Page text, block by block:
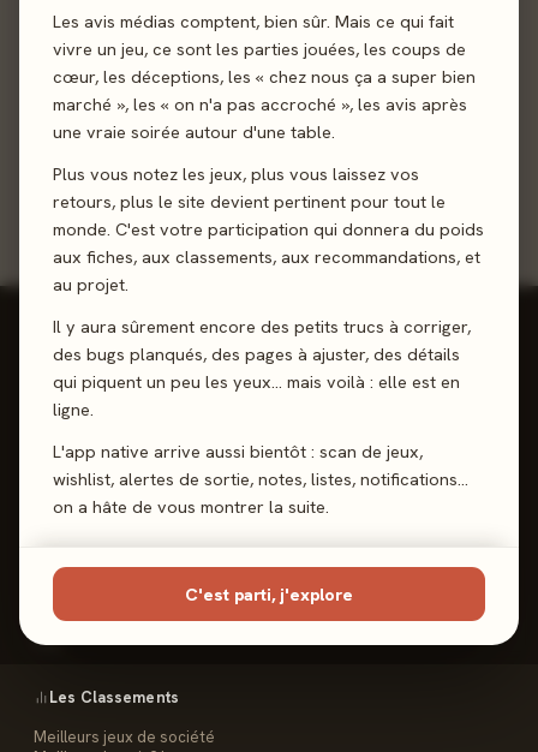
Les avis médias comptent, bien sûr. Mais ce qui fait
vivre un jeu, ce sont les parties jouées, les coups de
cœur, les déceptions, les « chez nous ça a super bien
marché », les « on n'a pas accroché », les avis après
une vraie soirée autour d'une table.
Plus vous notez les jeux, plus vous laissez vos
retours, plus le site devient pertinent pour tout le
monde. C'est votre participation qui donnera du poids
aux fiches, aux classements, aux recommandations, et
au projet.
Il y aura sûrement encore des petits trucs à corriger,
des bugs planqués, des pages à ajuster, des détails
qui piquent un peu les yeux… mais voilà : elle est en
ligne.
L'app native arrive aussi bientôt : scan de jeux,
wishlist, alertes de sortie, notes, listes, notifications…
on a hâte de vous montrer la suite.
C'est parti, j'explore
Reviews, Avis & Tendances
Jeux de Société
Les Meeples
Contact
FAQ
Les Classements
Meilleurs jeux de société